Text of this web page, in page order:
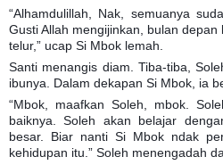
“Alhamdulillah, Nak, semuanya
Gusti Allah mengijinkan, bulan
telur,” ucap Si Mbok lemah.
Santi menangis diam. Tiba-tiba,
ibunya. Dalam dekapan Si Mbok, ia
“Mbok, maafkan Soleh, mbok.
baiknya. Soleh akan belajar
besar. Biar nanti Si Mbok ndak
kehidupan itu.” Soleh menengadah